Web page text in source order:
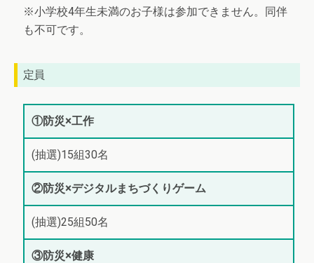
※小学校4年生未満のお子様は参加できません。同伴
も不可です。
定員
①防災×工作
(抽選)15組30名
②防災×デジタルまちづくりゲーム
(抽選)25組50名
③防災×健康